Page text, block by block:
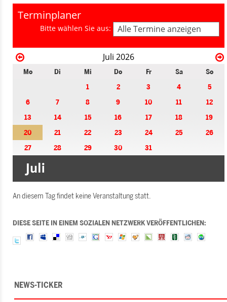
Terminplaner
Bitte wählen Sie aus: Alle Termine anzeigen
Juli 2026
Mo Di Mi Do Fr Sa
So
1
2 3 4
5
6
7 8 9 10 11
12
13
14 15 16 17 18
19
20
21 22 23 24 25
26
27
28 29 30 31
An diesem Tag findet keine Veranstaltung statt.
DIESE SEITE IN EINEM SOZIALEN NETZWERK VERÖFFENTLICHEN:
NEWS-TICKER